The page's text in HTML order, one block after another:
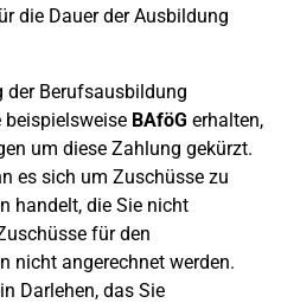
die Dauer der Ausbildung
der Berufsausbildung
beispielsweise BAföG erhalten,
um diese Zahlung gekürzt.
es sich um Zuschüsse zu
handelt, die Sie nicht
für den
nicht angerechnet werden.
Darlehen, das Sie